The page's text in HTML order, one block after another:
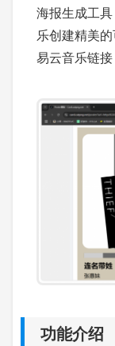
海报生成工
乐创建精美
易云音乐链
功能介绍